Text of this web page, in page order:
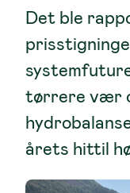
Det ble
tørrere vær
årets hittil